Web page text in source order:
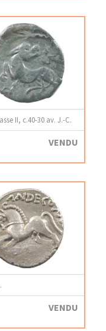
II, c.40-30 av. J.-C.
VENDU
VENDU